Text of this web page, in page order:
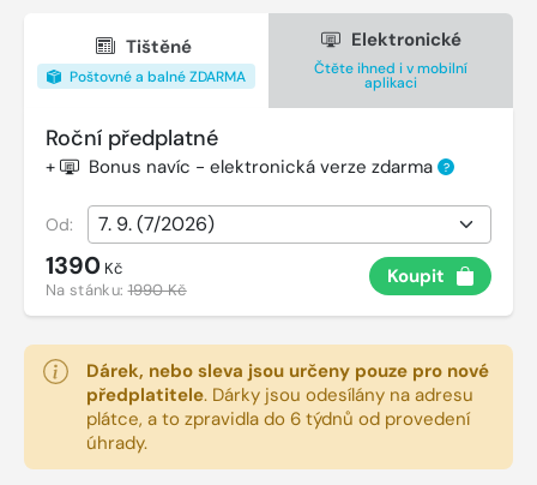
Tištěné
Poštovné a balné ZDARMA
Elektronické
Čtěte ihned i v mobilní
aplikaci
Roční předplatné
+ Bonus navíc - elektronická verze zdarma ?
Od:
1390 Kč
Na stánku:1990 Kč
Koupit
Dárek, nebo sleva jsou určeny pouze pro nové
předplatitele. Dárky jsou odesílány na adresu
plátce, a to zpravidla do 6 týdnů od provedení
úhrady.